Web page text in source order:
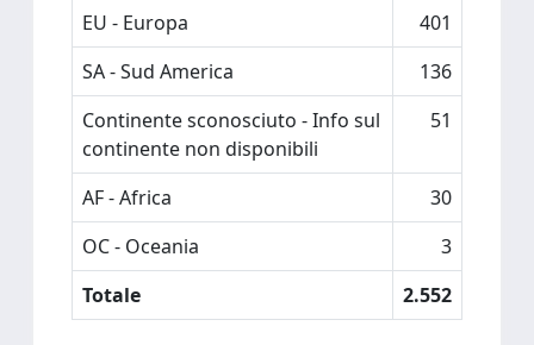
EU - Europa
401
SA - Sud America
136
Continente sconosciuto - Info sul
continente non disponibili
51
AF - Africa
30
OC - Oceania
3
Totale
2.552